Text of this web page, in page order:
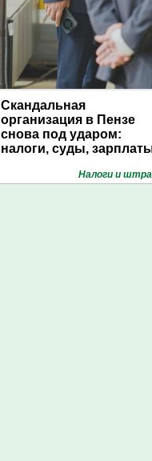
Скандальная
организация в Пензе
снова под ударом:
налоги, суды,
Налоги и